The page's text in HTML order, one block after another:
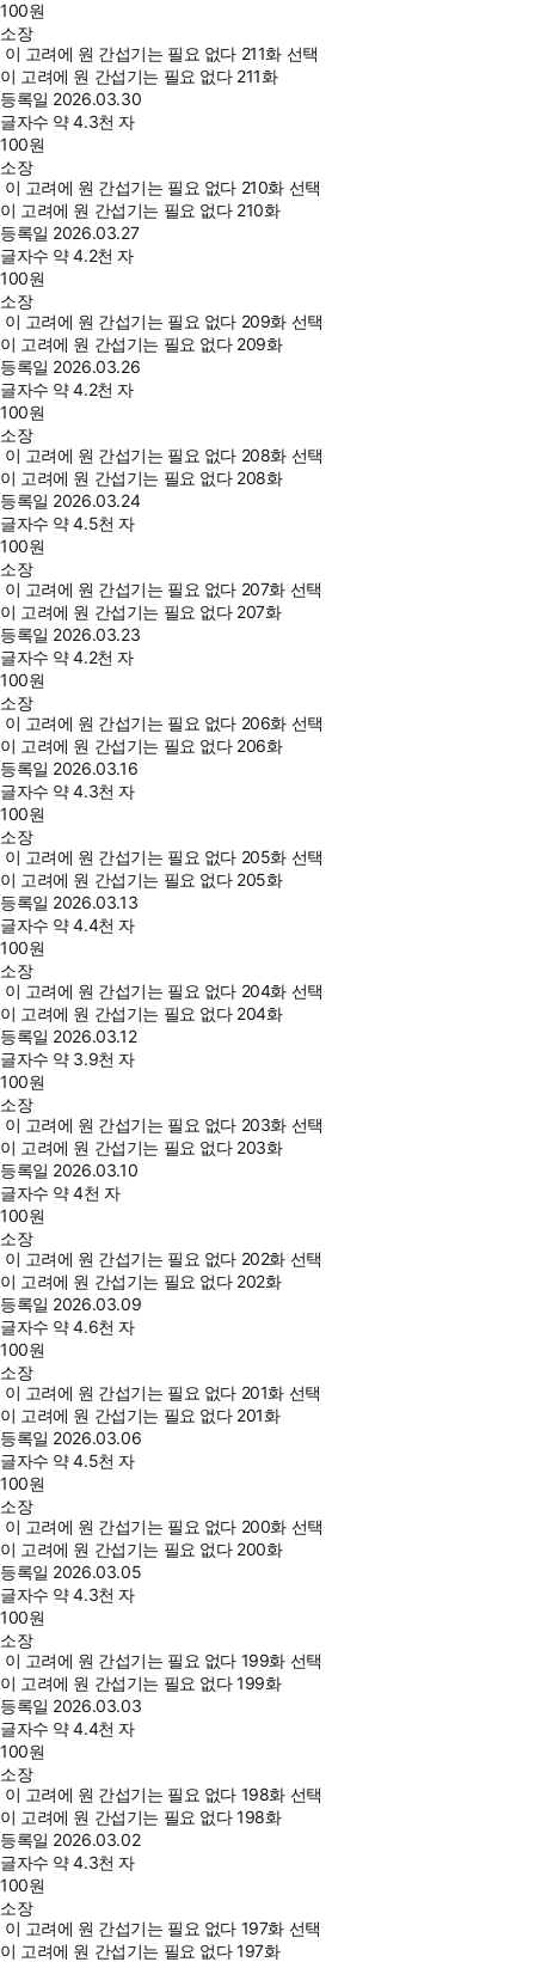
100원
소장
이 고려에 원 간섭기는 필요 없다 211화 선택
이 고려에 원 간섭기는 필요 없다 211화
등록일 2026.03.30
글자수 약 4.3천 자
100원
소장
이 고려에 원 간섭기는 필요 없다 210화 선택
이 고려에 원 간섭기는 필요 없다 210화
등록일 2026.03.27
글자수 약 4.2천 자
100원
소장
이 고려에 원 간섭기는 필요 없다 209화 선택
이 고려에 원 간섭기는 필요 없다 209화
등록일 2026.03.26
글자수 약 4.2천 자
100원
소장
이 고려에 원 간섭기는 필요 없다 208화 선택
이 고려에 원 간섭기는 필요 없다 208화
등록일 2026.03.24
글자수 약 4.5천 자
100원
소장
이 고려에 원 간섭기는 필요 없다 207화 선택
이 고려에 원 간섭기는 필요 없다 207화
등록일 2026.03.23
글자수 약 4.2천 자
100원
소장
이 고려에 원 간섭기는 필요 없다 206화 선택
이 고려에 원 간섭기는 필요 없다 206화
등록일 2026.03.16
글자수 약 4.3천 자
100원
소장
이 고려에 원 간섭기는 필요 없다 205화 선택
이 고려에 원 간섭기는 필요 없다 205화
등록일 2026.03.13
글자수 약 4.4천 자
100원
소장
이 고려에 원 간섭기는 필요 없다 204화 선택
이 고려에 원 간섭기는 필요 없다 204화
등록일 2026.03.12
글자수 약 3.9천 자
100원
소장
이 고려에 원 간섭기는 필요 없다 203화 선택
이 고려에 원 간섭기는 필요 없다 203화
등록일 2026.03.10
글자수 약 4천 자
100원
소장
이 고려에 원 간섭기는 필요 없다 202화 선택
이 고려에 원 간섭기는 필요 없다 202화
등록일 2026.03.09
글자수 약 4.6천 자
100원
소장
이 고려에 원 간섭기는 필요 없다 201화 선택
이 고려에 원 간섭기는 필요 없다 201화
등록일 2026.03.06
글자수 약 4.5천 자
100원
소장
이 고려에 원 간섭기는 필요 없다 200화 선택
이 고려에 원 간섭기는 필요 없다 200화
등록일 2026.03.05
글자수 약 4.3천 자
100원
소장
이 고려에 원 간섭기는 필요 없다 199화 선택
이 고려에 원 간섭기는 필요 없다 199화
등록일 2026.03.03
글자수 약 4.4천 자
100원
소장
이 고려에 원 간섭기는 필요 없다 198화 선택
이 고려에 원 간섭기는 필요 없다 198화
등록일 2026.03.02
글자수 약 4.3천 자
100원
소장
이 고려에 원 간섭기는 필요 없다 197화 선택
이 고려에 원 간섭기는 필요 없다 197화